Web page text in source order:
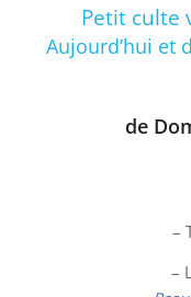
Petit culte
Aujourd’hui et
de
–
–